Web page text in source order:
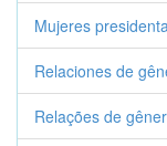
Mujeres
Relaciones de
Relações de